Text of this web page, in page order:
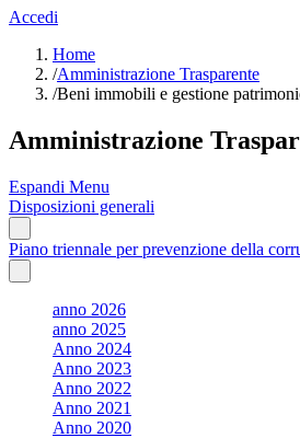
Accedi
Home
/Amministrazione Trasparente
/Beni immobili e gestione
Amministrazione
Espandi Menu
Disposizioni generali
Piano triennale per prevenzione della
anno 2026
anno 2025
Anno 2024
Anno 2023
Anno 2022
Anno 2021
Anno 2020